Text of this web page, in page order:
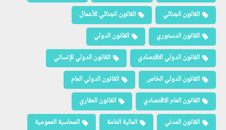
القانون الجنائي
القانون الجنائي للأعمال
القانون الدستوري
القانون الدولي
القانون الدولي الاقتصادي
القانون الدولي الإنساني
القانون الدولي الخاص
القانون الدولي العام
القانون العام الاقتصادي
القانون العقاري
القانون المدني
المالية العامة
المحاسبة العمومية